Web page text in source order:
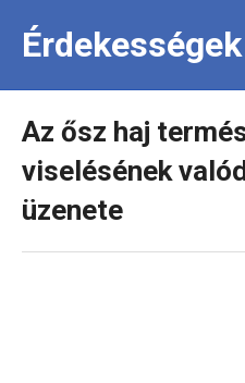
Érdekességek
Az ősz haj
viselésének
üzenete